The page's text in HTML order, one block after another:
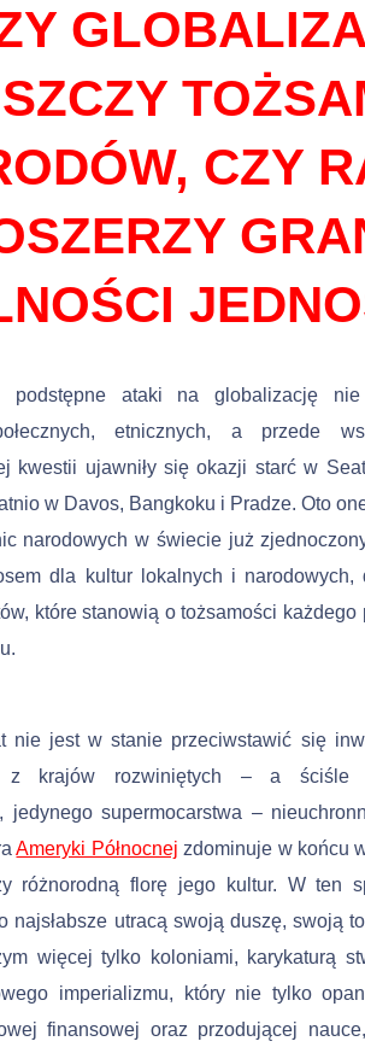
CZY
podstępne ataki na globalizację
etnicznych, a przede
kwestii ujawniły się okazji starć w
w Davos, Bangkoku i Pradze. Oto
narodowych w świecie już
dla kultur lokalnych i narodowych,
które stanowią o tożsamości każdego
nie jest w stanie przeciwstawić się
z krajów rozwiniętych – a ściśle
jedynego supermocarstwa –
Ameryki Północnej zdominuje w końcu
różnorodną florę jego kultur. W ten
najsłabsze utracą swoją duszę, swoją
więcej tylko koloniami, karykaturą
imperializmu, który nie tylko
finansowej oraz przodującej